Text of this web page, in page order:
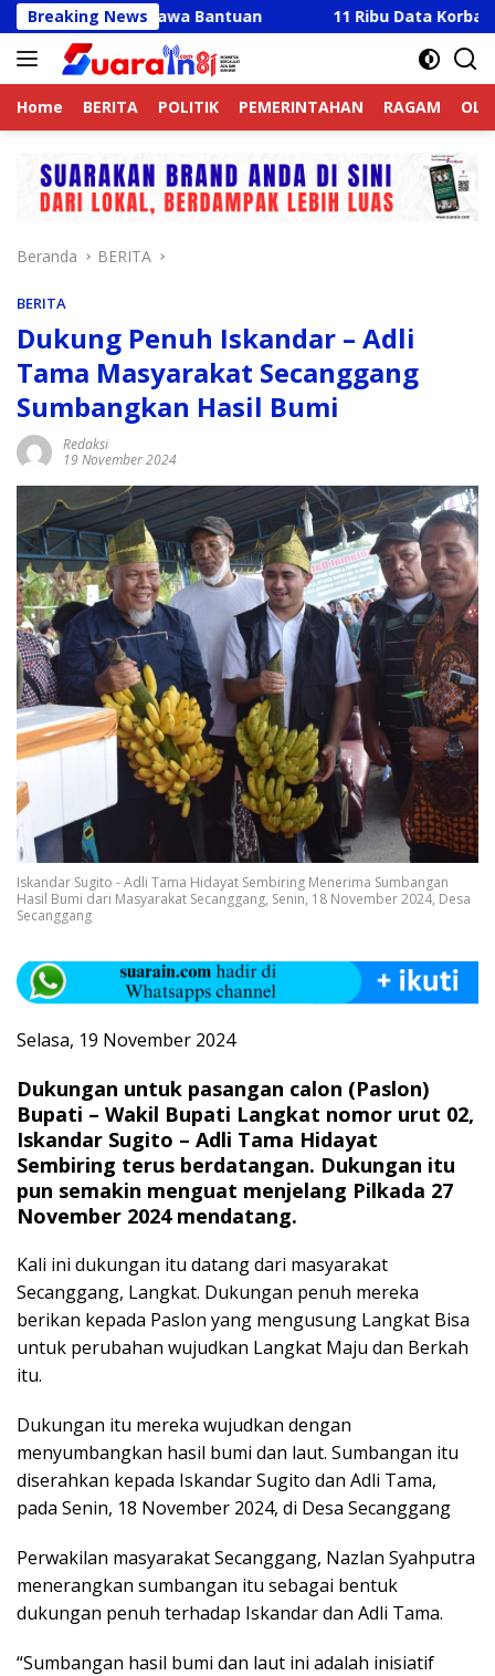
Langsung
ke
konten
Breaking News
Bawa Bantuan 11 Ribu Data Korban Banjir
Home BERITA POLITIK PEMERINTAHAN RAGAM
Beranda BERITA
BERITA
Dukung Penuh Iskandar – Adli
Tama Masyarakat Secanggang
Sumbangkan Hasil Bumi
Redaksi
19 November 2024
Iskandar Sugito - Adli Tama Hidayat Sembiring Menerima Sumbangan
Hasil Bumi dari Masyarakat Secanggang, Senin, 18 November 2024, Desa
Secanggang
Selasa, 19 November 2024
Dukungan untuk pasangan calon (Paslon)
Bupati – Wakil Bupati Langkat nomor urut 02,
Iskandar Sugito – Adli Tama Hidayat
Sembiring terus berdatangan. Dukungan itu
pun semakin menguat menjelang Pilkada 27
November 2024 mendatang.
Kali ini dukungan itu datang dari masyarakat
Secanggang, Langkat. Dukungan penuh mereka
berikan kepada Paslon yang mengusung Langkat Bisa
untuk perubahan wujudkan Langkat Maju dan Berkah
itu.
Dukungan itu mereka wujudkan dengan
menyumbangkan hasil bumi dan laut. Sumbangan itu
diserahkan kepada Iskandar Sugito dan Adli Tama,
pada Senin, 18 November 2024, di Desa Secanggang
Perwakilan masyarakat Secanggang, Nazlan Syahputra
menerangkan sumbangan itu sebagai bentuk
dukungan penuh terhadap Iskandar dan Adli Tama.
“Sumbangan hasil bumi dan laut ini adalah inisiatif